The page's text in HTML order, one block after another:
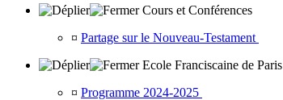
Cours et Conférences
¤ Partage sur le Nouveau-Testament
Ecole Franciscaine de Paris
¤ Programme 2024-2025